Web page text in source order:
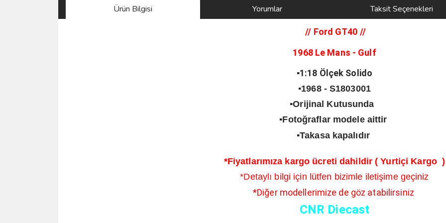
Ürün Bilgisi Yorumlar Taksit Seçenekleri
// Ford GT40 //
1968 Le Mans - Gulf
▪️1:18 Ölçek Solido
▪️1968 - S1803001
▪️Orijinal Kutusunda
▪️Fotoğraflar modele aittir
▪️Takasa kapalıdır
*Fiyatlarımıza kargo ücreti dahildir ( Yurtiçi Kargo )
*Detaylı bilgi için lütfen bizimle iletişime geçiniz
*Diğer modellerimize de göz atabilirsiniz
CNR Diecast